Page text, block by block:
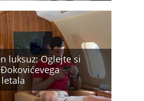
luksuz: Oglejte si